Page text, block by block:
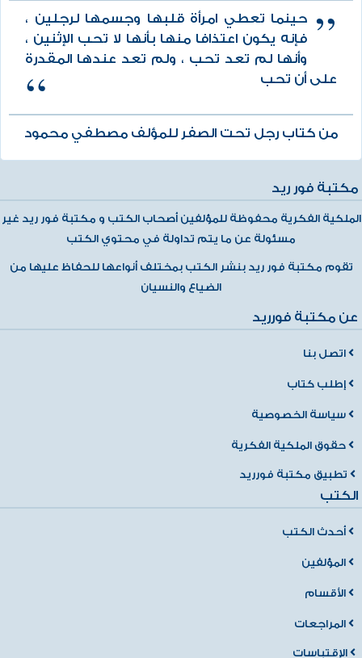
حينما تعطي امرأة قلبها وجسمها لرجلين ،
فإنه يكون اعتذافا منها بأنها لا تحب الإثنين ،
وأنها لم تعد تحب ، ولم تعد عندها المقدرة
على أن تحب
من كتاب رجل تحت الصفر للمؤلف مصطفي محمود
مكتبة فور ريد
الملكية الفكرية محفوظة للمؤلفين أصحاب الكتب و مكتبة فور ريد غير
مسئولة عن ما يتم تداولة في محتوي الكتب
تقوم مكتبة فور ريد بنشر الكتب بمختلف أنواعها للحفاظ عليها من
الضياع والنسيان
عن مكتبة فورريد
اتصل بنا
إطلب كتاب
سياسة الخصوصية
حقوق الملكية الفكرية
تطبيق مكتبة فورريد
الكتب
أحدث الكتب
المؤلفين
الأقسام
المراجعات
الإقتباسات